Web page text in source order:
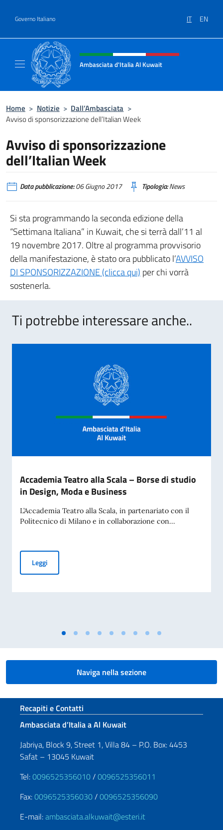
Governo Italiano IT EN
Intestazione sito, social e menù
Ambasciata d'Italia Al Kuwait
Home > Notizie > Dall’Ambasciata >
Avviso di sponsorizzazione dell’Italian Week
Avviso di sponsorizzazione
dell’Italian Week
Data pubblicazione:06 Giugno 2017 Tipologia:News
Si sta programmando la seconda edizione della
“Settimana Italiana” in Kuwait, che si terrà dall’11 al
19 novembre 2017. Oltre al programma provvisorio
della manifestazione, è stato ora pubblicato l’AVVISO
DI SPONSORIZZAZIONE (clicca qui) per chi vorrà
sostenerla.
Ti potrebbe interessare anche..
Accademia Teatro alla Scala – Borse di studio
in Design, Moda e Business
L’Accademia Teatro alla Scala, in partenariato con il
Politecnico di Milano e in collaborazione con...
LeggiAccademia Teatro alla Scala – Borse di studio in Design,
Naviga nella sezione
Sezione footer
Recapiti e Contatti
Ambasciata d’Italia a Al Kuwait
Jabriya, Block 9, Street 1, Villa 84 – P.O. Box: 4453
Safat – 13045 Kuwait
Tel:0096525356010/0096525356011
Fax:0096525356030/0096525356090
E-mail:ambasciata.alkuwait@esteri.it